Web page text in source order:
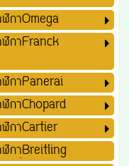
กาOmega
กาFranck
กาPanerai
กาChopard
กาCartier
กาฺฺBreitling